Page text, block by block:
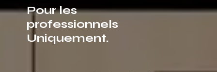
Pour les
professionnels
Uniquement.